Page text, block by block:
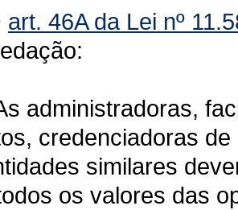
art. 46A da Lei nº
administradoras,
credenciadoras
similares
os valores das